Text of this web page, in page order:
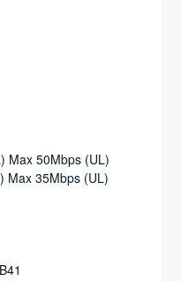
Max 50Mbps (UL)
Max 35Mbps (UL)